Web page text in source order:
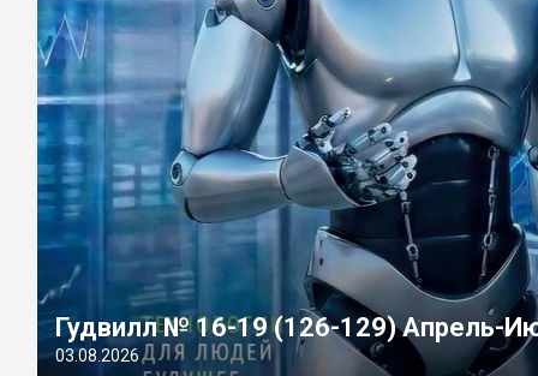
Гудвилл № 16-19 (126-129) Апрель-
03.08.2026